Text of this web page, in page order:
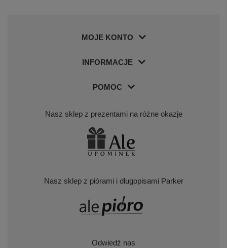
MOJE KONTO
INFORMACJE
POMOC
Nasz sklep z prezentami na różne okazje
Nasz sklep z piórami i długopisami Parker
Odwiedź nas